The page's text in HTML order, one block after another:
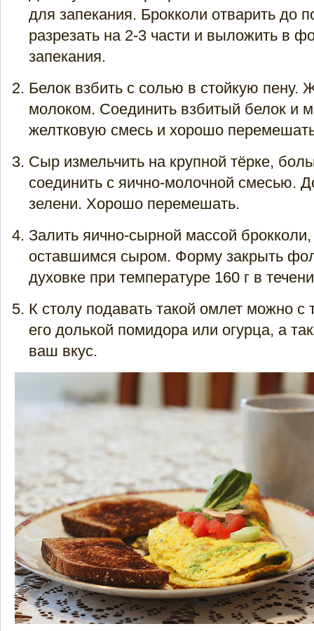
для запекания. Брокколи отварить до
разрезать на 2-3 части и выложить в
запекания.
Белок взбить с солью в стойкую пену.
молоком. Соединить взбитый белок и
желтковую смесь и хорошо
Сыр измельчить на крупной тёрке,
соединить с яично-молочной смесью.
зелени. Хорошо перемешать.
Залить яично-сырной массой
оставшимся сыром. Форму закрыть
духовке при температуре 160 г в
К столу подавать такой омлет можно с
его долькой помидора или огурца, а
ваш вкус.